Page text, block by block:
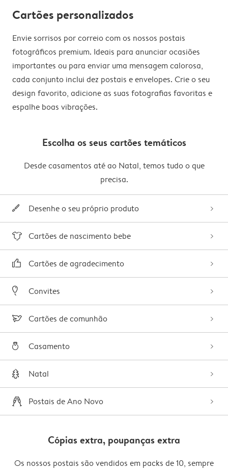
Cartões personalizados
Envie sorrisos por correio com os nossos postais
fotográficos premium. Ideais para anunciar ocasiões
importantes ou para enviar uma mensagem calorosa,
cada conjunto inclui dez postais e envelopes. Crie o seu
design favorito, adicione as suas fotografias favoritas e
espalhe boas vibrações.
Escolha os seus cartões temáticos
Desde casamentos até ao Natal, temos tudo o que
precisa.
Desenhe o seu próprio produto
Cartões de nascimento bebe
Cartões de agradecimento
Convites
Cartões de comunhão
Casamento
Natal
Postais de Ano Novo
Cópias extra, poupanças extra
Os nossos postais são vendidos em packs de 10, sempre